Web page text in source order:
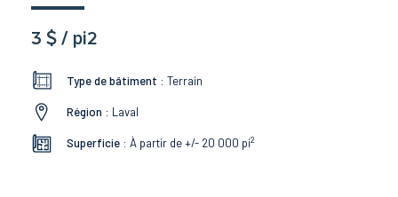
3 $ / pi2
Type de bâtiment : Terrain
Région : Laval
Superficie : À partir de +/- 20 000 pi2